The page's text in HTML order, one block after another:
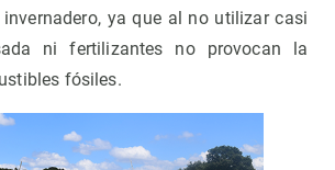
ya que al no utilizar casi
ni fertilizantes no provocan la
fósiles.